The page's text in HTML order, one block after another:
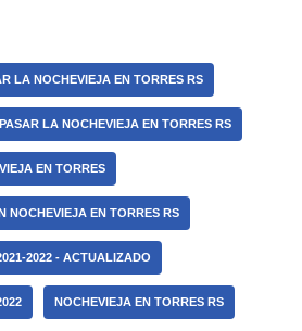
LA NOCHEVIEJA EN TORRES RS
LA NOCHEVIEJA EN TORRES RS
EN TORRES
NOCHEVIEJA EN TORRES RS
2022 - ACTUALIZADO
NOCHEVIEJA EN TORRES RS